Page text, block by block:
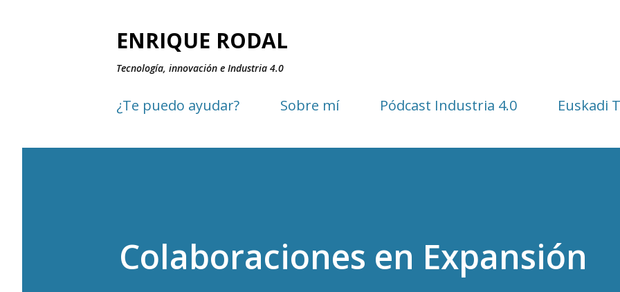
ENRIQUE RODAL
Tecnología, innovación e Industria 4.0
¿Te puedo ayudar? Sobre mí Pódcast Industria 4.0 Euskadi
Colaboraciones en Expansión